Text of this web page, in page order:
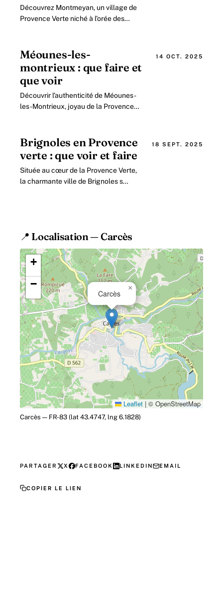
Découvrez Montmeyan, un village de
Provence Verte niché à l’orée des
rocheux, Montmeyan.
Méounes-les-
montrieux : que faire et
que voir
Découvrir l’authenticité de Méounes-
les-Montrieux, joyau de la Provence
14 OCT. 2025
Brignoles en Provence
verte : que voir et faire
Située au cœur de la Provence Verte,
la charmante ville de Brignoles s
18 SEPT. 2025
📍 Localisation — Carcès
Carcès
×
+
−
Leaflet | © OpenStreetMap
Carcès — FR-83 (lat 43.4747, lng 6.1828)
PARTAGER X FACEBOOK LINKEDIN EMAIL
COPIER LE LIEN